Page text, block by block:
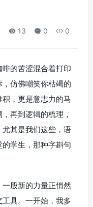
13 0 0
的苦涩混合着打印
仿佛嘲笑你枯竭的
，更是意志力的马
再到逻辑的梳理，
其是我们这些，语
学生，那种字斟句
股新的力量正悄然
工具。一开始，我多